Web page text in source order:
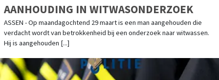
AANHOUDING IN WITWASONDERZOEK
ASSEN - Op maandagochtend 29 maart is een man aangehouden die
verdacht wordt van betrokkenheid bij een onderzoek naar witwassen.
Hij is aangehouden [...]